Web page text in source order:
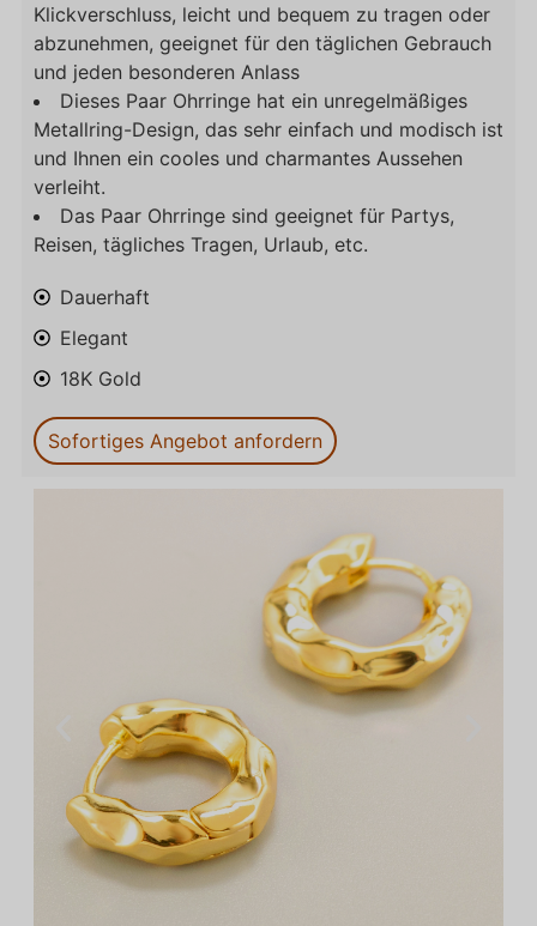
Klickverschluss, leicht und bequem zu tragen oder
abzunehmen, geeignet für den täglichen Gebrauch
und jeden besonderen Anlass
Dieses Paar Ohrringe hat ein unregelmäßiges
Metallring-Design, das sehr einfach und modisch ist
und Ihnen ein cooles und charmantes Aussehen
verleiht.
Das Paar Ohrringe sind geeignet für Partys,
Reisen, tägliches Tragen, Urlaub, etc.
Dauerhaft
Elegant
18K Gold
Sofortiges Angebot anfordern